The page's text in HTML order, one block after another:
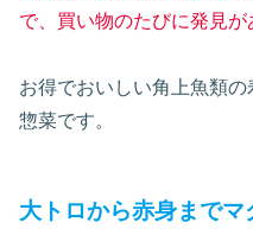
で、買い物のたびに発見が
お得でおいしい角上魚類
惣菜です。
大トロから赤身まで